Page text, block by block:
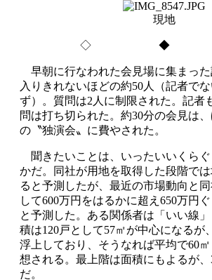
現地
◇ ◆
早朝に行なわれた会見場に集まった
入りきれないほどの約50人（記者で
ず）。質問は2 人に制限された。記者
問は打ち切られた。約30分の会見は
の〝独演会〟に費やされた。
聞きたいことは、いったいいくらぐ
かだ。同社が用地を取得した段階で
ると予測したが、最近の市場動向と
して600万円をはるかに超え 650万円
と予測した。ある関係者は「いい線
積は120戸として57㎡が中心になるが、
浮上しており、そうなれば平均で60
想される。最上階は面積にもよるが、
だ。